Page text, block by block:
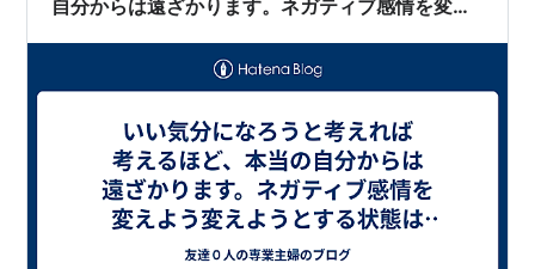
自分からは遠ざかります。ネガティブ感情を変え
くさせるテクニックだと気づく必要があります。